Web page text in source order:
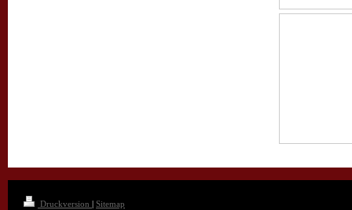
Druckversion | Sitemap